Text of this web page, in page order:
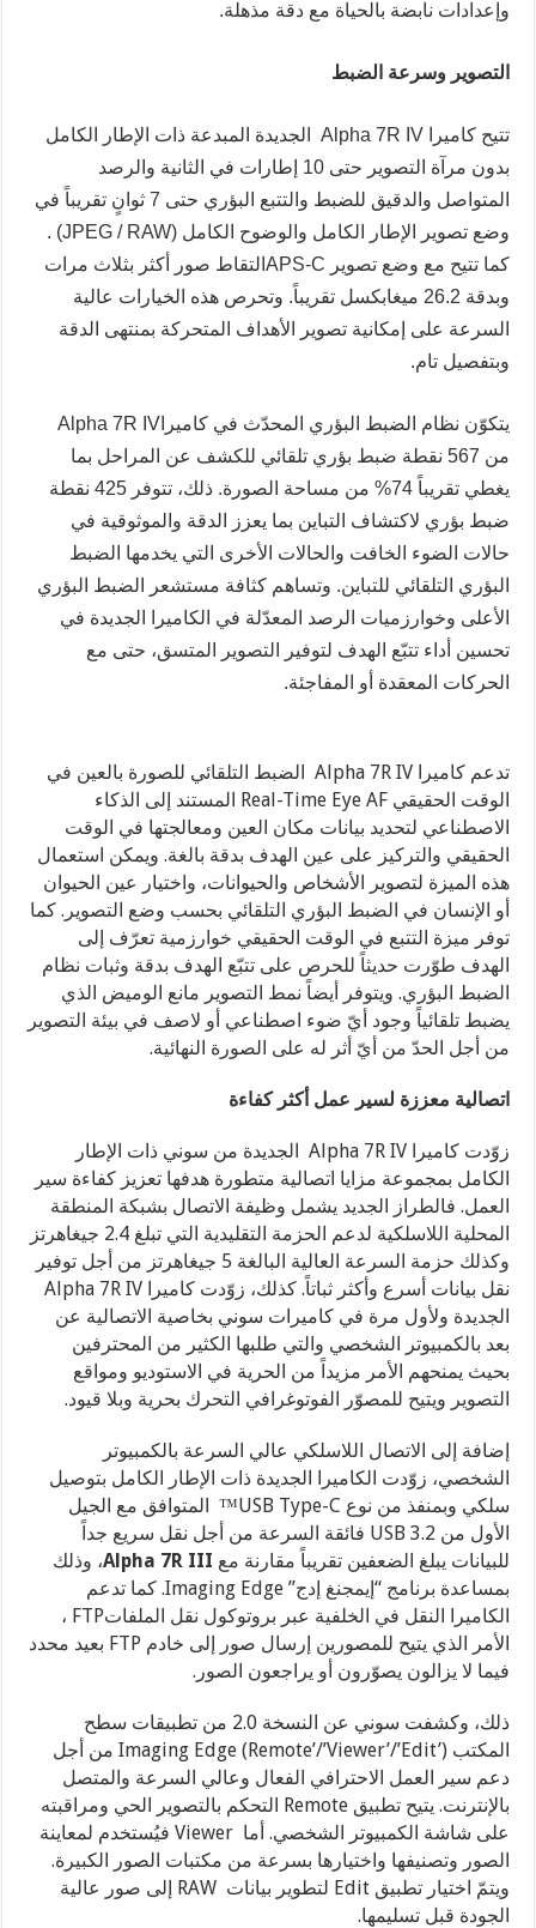
وإعدادات نابضة بالحياة مع دقة مذهلة.
التصوير وسرعة الضبط
تتيح
كاميرا Alpha 7R IV الجديدة المبدعة ذات الإطار الكامل
بدون مرآة التصوير حتى 10 إطارات في الثانية والرصد
المتواصل والدقيق للضبط والتتبع البؤري حتى 7 ثوانٍ تقريباً في
وضع تصوير الإطار الكامل والوضوح الكامل (JPEG / RAW
) .
كما تتيح مع وضع تصوير APS-Cالتقاط صور أكثر بثلاث مرات
وبدقة 26.2 ميغابكسل تقريباً. وتحرص هذه الخيارات عالية
السرعة على إمكانية تصوير الأهداف المتحركة بمنتهى الدقة
وبتفصيل تام.
يتكوّن نظام الضبط البؤري المحدّث في كاميراAlpha 7R IV
من 567 نقطة ضبط بؤري تلقائي للكشف عن المراحل بما
يغطي تقريباً 74% من مساحة الصورة. ذلك، تتوفر 425 نقطة
ضبط بؤري لاكتشاف التباين بما يعزز الدقة والموثوقية في
حالات الضوء الخافت والحالات الأخرى التي يخدمها الضبط
البؤري التلقائي للتباين. وتساهم كثافة مستشعر الضبط البؤري
الأعلى وخوارزميات الرصد المعدّلة في الكاميرا الجديدة في
تحسين أداء تتبّع الهدف لتوفير التصوير المتسق، حتى مع
الحركات المعقدة أو المفاجئة.
تدعم كاميرا Alpha 7R IV الضبط التلقائي للصورة بالعين
في
الوقت الحقيقي Real-Time Eye AF المستند إلى الذكاء
الاصطناعي لتحديد بيانات مكان العين ومعالجتها في الوقت
الحقيقي والتركيز على عين الهدف بدقة بالغة. ويمكن استعمال
هذه الميزة لتصوير الأشخاص والحيوانات، واختيار عين الحيوان
أو الإنسان في الضبط البؤري التلقائي بحسب وضع التصوير. كما
توفر ميزة التتبع في الوقت الحقيقي خوارزمية تعرّف إلى
الهدف طوّرت حديثاً للحرص على تتبّع الهدف بدقة وثبات نظام
الضبط البؤري. ويتوفر أيضاً نمط التصوير مانع الوميض الذي
يضبط تلقائياً وجود أيّ ضوء اصطناعي أو لاصف في بيئة التصوير
من أجل الحدّ من أيّ أثر له على الصورة النهائية.
اتصالية معززة لسير عمل أكثر كفاءة
زوّدت كاميرا Alpha 7R IV الجديدة من سوني ذات الإطار
الكامل بمجموعة مزايا اتصالية متطورة هدفها تعزيز كفاءة سير
العمل. فالطراز الجديد يشمل وظيفة الاتصال بشبكة المنطقة
المحلية اللاسلكية لدعم الحزمة التقليدية التي تبلغ 2.4 جيغاهرتز
وكذلك حزمة السرعة العالية البالغة 5 جيغاهرتز
من أجل توفير
نقل بيانات أسرع وأكثر ثباتاً. كذلك، زوّدت كاميرا Alpha 7R IV
الجديدة ولأول مرة في كاميرات سوني بخاصية الاتصالية عن
بعد بالكمبيوتر الشخصي والتي طلبها الكثير من المحترفين
بحيث يمنحهم الأمر مزيداً من الحرية في الاستوديو ومواقع
التصوير ويتيح للمصوّر الفوتوغرافي التحرك بحرية وبلا قيود.
إضافة إلى الاتصال اللاسلكي عالي السرعة بالكمبيوتر
الشخصي، زوّدت الكاميرا الجديدة ذات الإطار الكامل بتوصيل
سلكي وبمنفذ من نوع USB Type-C™ المتوافق مع الجيل
الأول من USB 3.2 فائقة السرعة من أجل نقل سريع جداً
للبيانات يبلغ الضعفين تقريباً مقارنة مع Alpha 7R III، وذلك
بمساعدة برنامج “إيمجنغ إدج” Imaging Edge. كما تدعم
الكاميرا النقل في الخلفية عبر بروتوكول نقل الملفاتFTP ،
الأمر الذي يتيح للمصورين إرسال صور إلى خادم FTP بعيد محدد
فيما لا يزالون يصوّرون أو يراجعون الصور.
ذلك، وكشفت سوني عن النسخة 2.0 من تطبيقات سطح
المكتب Imaging Edge (Remote’/’Viewer’/’Edit’) من أجل
دعم سير العمل الاحترافي الفعال وعالي السرعة والمتصل
بالإنترنت. يتيح تطبيق Remote
التحكم بالتصوير الحي ومراقبته
على شاشة الكمبيوتر الشخصي. أما Viewer فيُستخدم لمعاينة
الصور وتصنيفها واختيارها بسرعة من مكتبات الصور الكبيرة.
ويتمّ اختيار تطبيق Edit لتطوير بيانات RAW إلى صور عالية
الجودة قبل تسليمها.